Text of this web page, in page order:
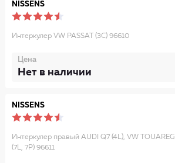
NISSENS
Интеркулер VW PASSAT (3C) 96610
Цена
Нет в наличии
NISSENS
Интеркулер правый AUDI Q7 (4L), VW TOUAREG
(7L, 7P) 96611